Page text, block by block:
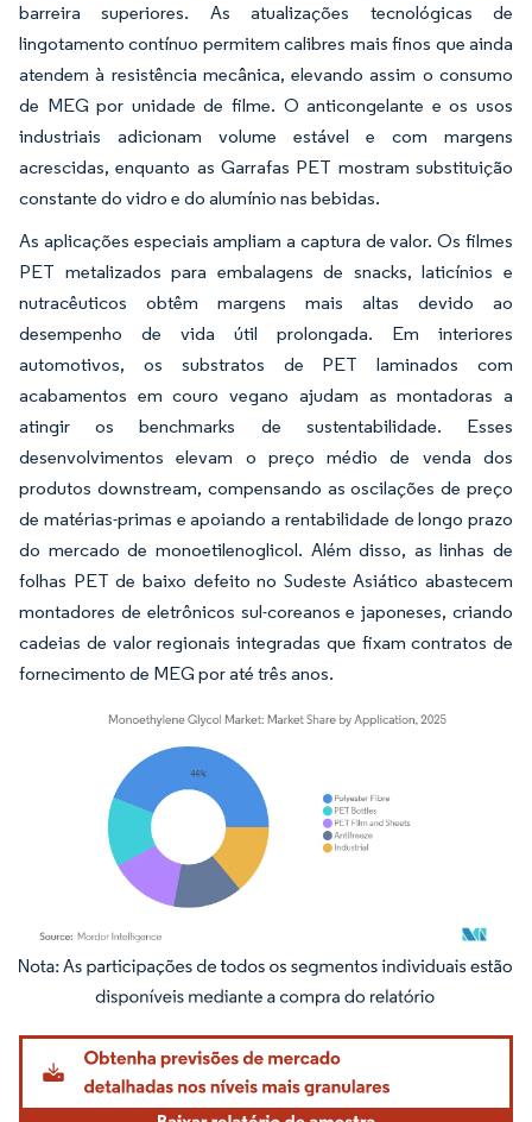
barreira superiores. As atualizações tecnológicas de
lingotamento contínuo permitem calibres mais finos que ainda
atendem à resistência mecânica, elevando assim o consumo
de MEG por unidade de filme. O anticongelante e os usos
industriais adicionam volume estável e com margens
acrescidas, enquanto as Garrafas PET mostram substituição
constante do vidro e do alumínio nas bebidas.
As aplicações especiais ampliam a captura de valor. Os filmes
PET metalizados para embalagens de snacks, laticínios e
nutracêuticos obtêm margens mais altas devido ao
desempenho de vida útil prolongada. Em interiores
automotivos, os substratos de PET laminados com
acabamentos em couro vegano ajudam as montadoras a
atingir os benchmarks de sustentabilidade. Esses
desenvolvimentos elevam o preço médio de venda dos
produtos downstream, compensando as oscilações de preço
de matérias-primas e apoiando a rentabilidade de longo prazo
do mercado de monoetilenoglicol. Além disso, as linhas de
folhas PET de baixo defeito no Sudeste Asiático abastecem
montadores de eletrônicos sul-coreanos e japoneses, criando
cadeias de valor regionais integradas que fixam contratos de
fornecimento de MEG por até três anos.
Imagem © Mordor Intelligence. O reuso requer atribuição conforme CC BY 4.0.